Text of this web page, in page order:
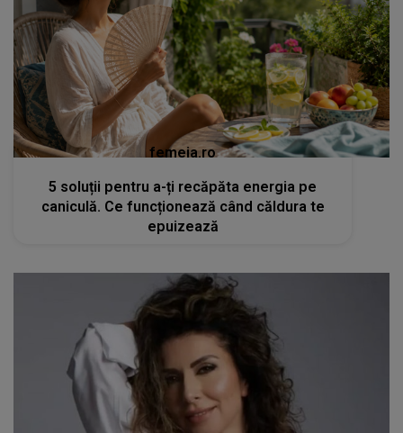
femeia.ro
5 soluții pentru a-ți recăpăta energia pe
caniculă. Ce funcționează când căldura te
epuizează